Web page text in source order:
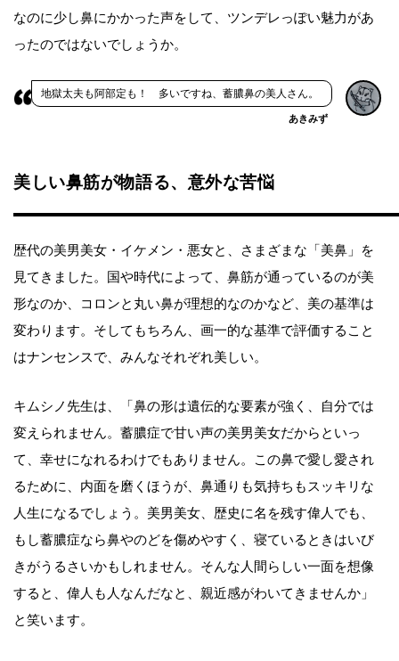
なのに少し鼻にかかった声をして、ツンデレっぽい魅力があ
ったのではないでしょうか。
地獄太夫も阿部定も！ 多いですね、蓄膿鼻の美人さん。
あきみず
美しい鼻筋が物語る、意外な苦悩
歴代の美男美女・イケメン・悪女と、さまざまな「美鼻」を
見てきました。国や時代によって、鼻筋が通っているのが美
形なのか、コロンと丸い鼻が理想的なのかなど、美の基準は
変わります。そしてもちろん、画一的な基準で評価すること
はナンセンスで、みんなそれぞれ美しい。
キムシノ先生は、「鼻の形は遺伝的な要素が強く、自分では
変えられません。蓄膿症で甘い声の美男美女だからといっ
て、幸せになれるわけでもありません。この鼻で愛し愛され
るために、内面を磨くほうが、鼻通りも気持ちもスッキリな
人生になるでしょう。美男美女、歴史に名を残す偉人でも、
もし蓄膿症なら鼻やのどを傷めやすく、寝ているときはいび
きがうるさいかもしれません。そんな人間らしい一面を想像
すると、偉人も人なんだなと、親近感がわいてきませんか」
と笑います。